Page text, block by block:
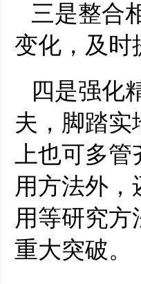
三是整合
变化，及时
四是强化
夫，脚踏实
上也可多
用方法外
用等研究
重大突破。